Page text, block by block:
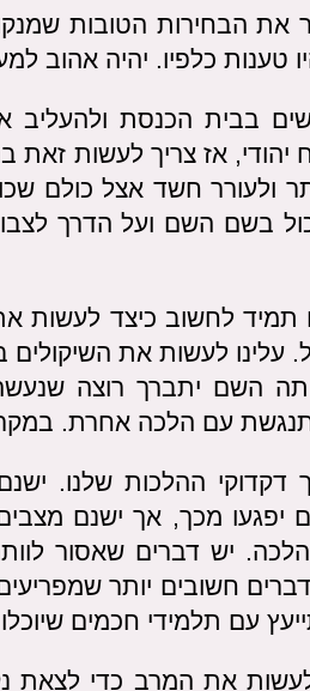
הבחירות הטובות
טענות כלפיו. יהיה אהוב
בבית הכנסת ולהעליב
יהודי, אז צריך לעשות
ולעורר חשד אצל כולם
בשם השם ועל הדרך
תמיד לחשוב כיצד לעשות
עלינו לעשות את
השם יתברך רוצה
עם הלכה אחרת. במקרה
דקדוקי ההלכות שלנו.
יפגעו מכך, אך ישנם
יש דברים שאסור
חשובים יותר שמפריעים
עם תלמידי חכמים שיוכלו
את המרב כדי לצאת